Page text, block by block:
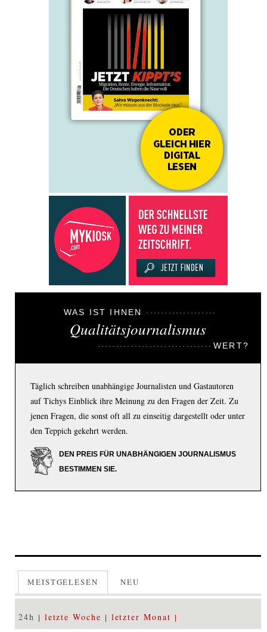
WAS IST IHNEN
Qualitätsjournalismus
WERT?
Täglich schreiben unabhängige Journalisten und Gastautoren
auf Tichys Einblick ihre Meinung zu den Fragen der Zeit. Zu
jenen Fragen, die sonst oft all zu einseitig dargestellt oder unter
den Teppich gekehrt werden.
DEN PREIS FÜR UNABHÄNGIGEN JOURNALISMUS
BESTIMMEN SIE.
MEISTGELESEN NEU
24h letzte Woche letzter Monat